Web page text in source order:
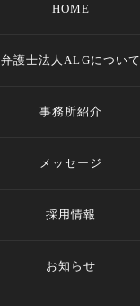
HOME
弁護士法人ALGについて
事務所紹介
メッセージ
採用情報
お知らせ